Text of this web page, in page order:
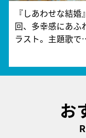
『しあわせな結婚
回、多幸感にあふ
ラスト。主題歌
お